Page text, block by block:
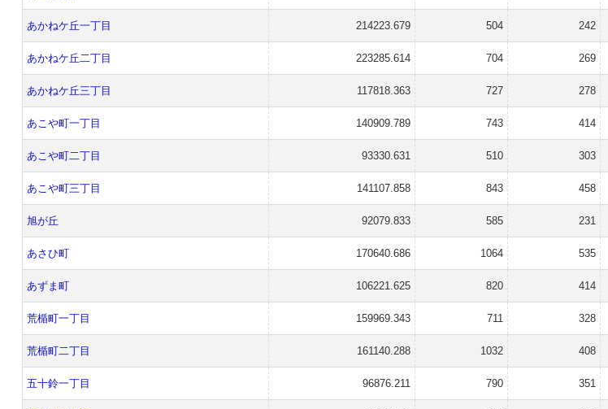
あかねケ丘一丁目 214223.679 504 242
あかねケ丘二丁目 223285.614 704 269
あかねケ丘三丁目 117818.363 727 278
あこや町一丁目 140909.789 743 414
あこや町二丁目 93330.631 510 303
あこや町三丁目 141107.858 843 458
旭が丘 92079.833 585 231
あさひ町 170640.686 1064 535
あずま町 106221.625 820 414
荒楯町一丁目 159969.343 711 328
荒楯町二丁目 161140.288 1032 408
五十鈴一丁目 96876.211 790 351